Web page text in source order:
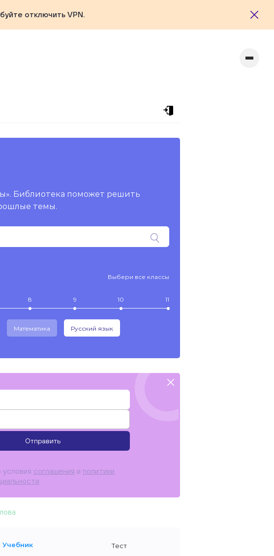
отключить VPN.
Библиотека поможет решить
темы.
Выбери все классы
8 9 10 11
Математика Русский язык
Отправить
соглашения и политики
Учебник Тест